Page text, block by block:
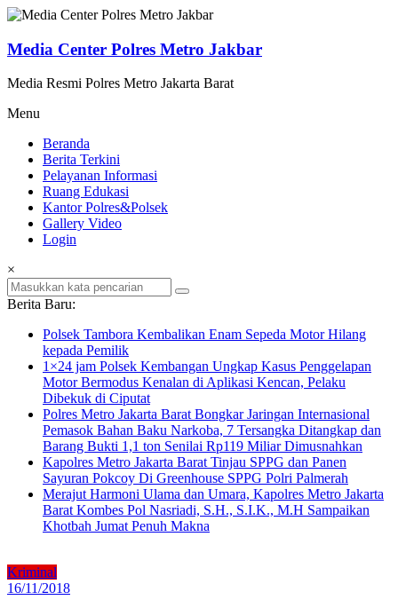
Lompat
konten
Media Center Polres Metro Jakbar
Media Resmi Polres Metro Jakarta Barat
Menu
Beranda
Berita Terkini
Pelayanan Informasi
Ruang Edukasi
Kantor Polres&Polsek
Gallery Video
Login
×
Berita Baru:
Polsek Tambora Kembalikan Enam Sepeda Motor Hilang
kepada Pemilik
1×24 jam Polsek Kembangan Ungkap Kasus Penggelapan
Motor Bermodus Kenalan di Aplikasi Kencan, Pelaku
Dibekuk di Ciputat
Polres Metro Jakarta Barat Bongkar Jaringan Internasional
Pemasok Bahan Baku Narkoba, 7 Tersangka Ditangkap dan
Barang Bukti 1,1 ton Senilai Rp119 Miliar Dimusnahkan
Kapolres Metro Jakarta Barat Tinjau SPPG dan Panen
Sayuran Pokcoy Di Greenhouse SPPG Polri Palmerah
Merajut Harmoni Ulama dan Umara, Kapolres Metro Jakarta
Barat Kombes Pol Nasriadi, S.H., S.I.K., M.H Sampaikan
Khotbah Jumat Penuh Makna
Kriminal
16/11/2018